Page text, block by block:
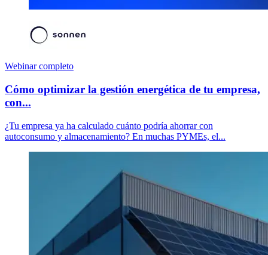
Webinar completo
Cómo optimizar la gestión energética de tu empresa,
con...
¿Tu empresa ya ha calculado cuánto podría ahorrar con
autoconsumo y almacenamiento? En muchas PYMEs, el...